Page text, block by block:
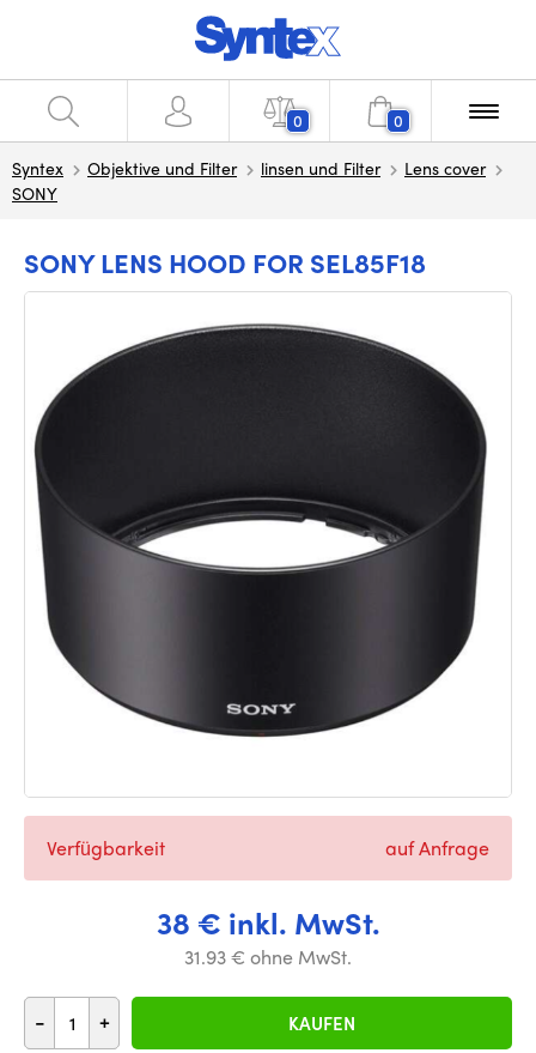
0 0
Syntex Objektive und Filter linsen und Filter
Lens cover
SONY
SONY LENS HOOD FOR SEL85F18
38 € inkl. MwSt.
31.93 € ohne MwSt.
- + KAUFEN
Verfügbarkeit auf Anfrage